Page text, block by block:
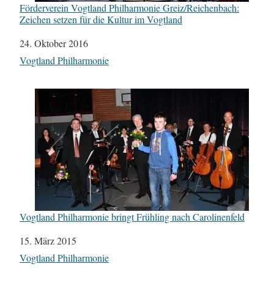
Förderverein Vogtland Philharmonie Greiz/Reichenbach:
Zeichen setzen für die Kultur im Vogtland
Datum
24. Oktober 2016
In Bezug auf
Vogtland Philharmonie
Vogtland Philharmonie bringt Frühling nach Carolinenfeld
Datum
15. März 2015
In Bezug auf
Vogtland Philharmonie